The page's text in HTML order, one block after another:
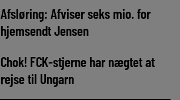
Afsløring: Afviser seks mio. for
hjemsendt Jensen
Chok! FCK-stjerne har nægtet at
rejse til Ungarn